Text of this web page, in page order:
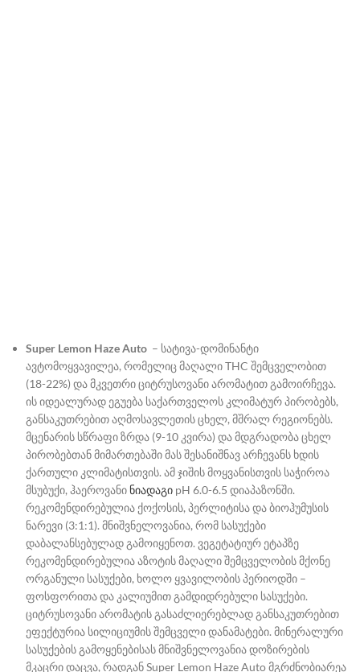
Super Lemon Haze Auto – სატივა-დომინანტი
ავტომოყვავილეა, რომელიც მაღალი THC შემცველობით
(18-22%) და მკვეთრი ციტრუსოვანი არომატით გამოირჩევა.
ის იდეალურად ეგუება საქართველოს კლიმატურ პირობებს,
განსაკუთრებით აღმოსავლეთის ცხელ, მშრალ რეგიონებს.
მცენარის სწრაფი ზრდა (9-10 კვირა) და მდგრადობა ცხელ
პირობებთან მიმართებაში მას შესანიშნავ არჩევანს ხდის
ქართული კლიმატისთვის. ამ ჯიშის მოყვანისთვის საჭიროა
მსუბუქი, ჰაეროვანი ნიადაგი pH 6.0-6.5 დიაპაზონში.
რეკომენდირებულია ქოქოსის, პერლიტისა და ბიოჰუმუსის
ნარევი (3:1:1). მნიშვნელოვანია, რომ სასუქები
დაბალანსებულად გამოიყენოთ. ვეგეტატიურ ეტაპზე
რეკომენდირებულია აზოტის მაღალი შემცველობის მქონე
ორგანული სასუქები, ხოლო ყვავილობის პერიოდში –
ფოსფორითა და კალიუმით გამდიდრებული სასუქები.
ციტრუსოვანი არომატის გასაძლიერებლად განსაკუთრებით
ეფექტურია სილიციუმის შემცველი დანამატები. მინერალური
სასუქების გამოყენებისას მნიშვნელოვანია დოზირების
მკაცრი დაცვა, რადგან Super Lemon Haze Auto მგრძნობიარეა